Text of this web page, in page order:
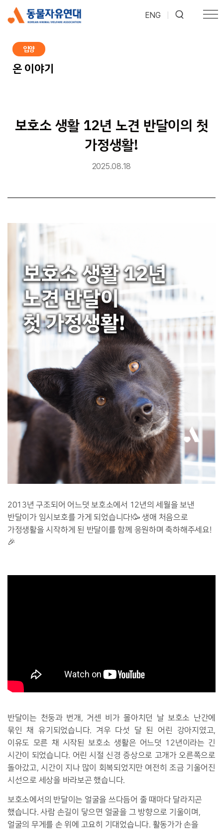
ENG
입양
온 이야기
보호소 생활 12년 노견 반달이의 첫
가정생활!
2025.08.18
2013년 구조되어 어느덧 보호소에서 12년의 세월을 보낸
반달이가 임시보호를 가게 되었습니다!🥳 생애 처음으로
가정생활을 시작하게 된 반달이를 함께 응원하며 축하해주세요!
🎉
반달이는 천둥과 번개, 거센 비가 몰아치던 날 보호소 난간에
묶인 채 유기되었습니다. 겨우 다섯 달 된 어린 강아지였고,
이유도 모른 채 시작된 보호소 생활은 어느덧 12년이라는 긴
시간이 되었습니다. 어린 시절 신경 증상으로 고개가 오른쪽으로
돌아갔고, 시간이 지나 많이 회복되었지만 여전히 조금 기울어진
시선으로 세상을 바라보곤 했습니다.
보호소에서의 반달이는 얼굴을 쓰다듬어 줄 때마다 달라지곤
했습니다. 사람 손길이 닿으면 얼굴을 그 방향으로 기울이며,
얼굴의 무게를 손 위에 고요히 기대었습니다. 활동가가 손을